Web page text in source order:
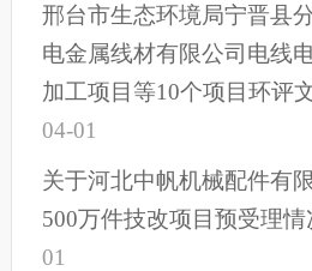
邢台市生态环境局宁晋县
电金属线材有限公司电线
加工项目等10个项目环评
04-01
关于河北中帆机械配件有
500万件技改项目预受理
01